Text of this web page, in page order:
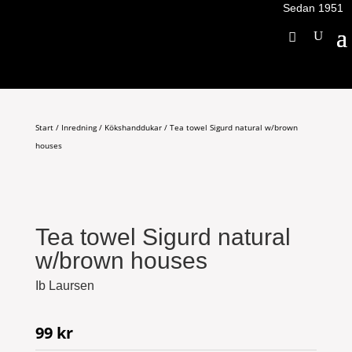
Sedan 1951
Start/ Inredning/ Kökshanddukar/ Tea towel Sigurd natural w/brown
houses
Tea towel Sigurd natural
w/brown houses
Ib Laursen
99 kr